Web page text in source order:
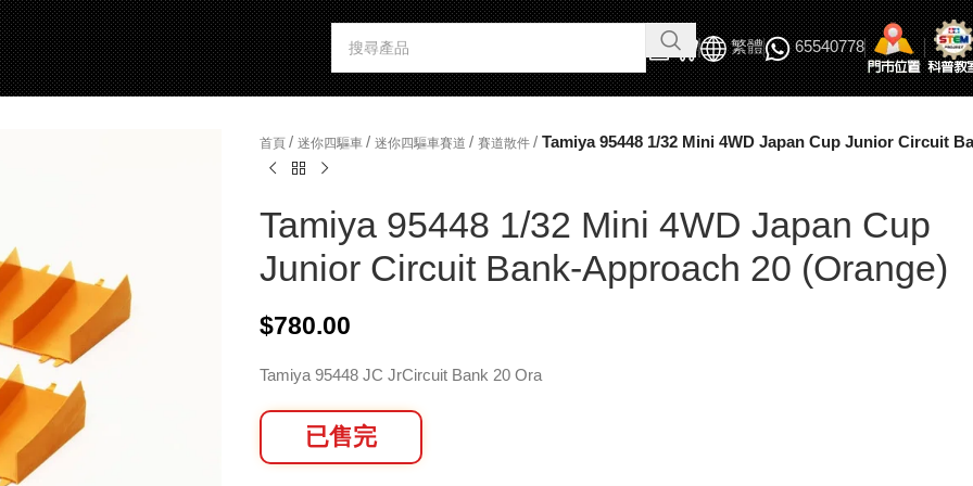
繁體 65540778
首頁 / 迷你四驅車 / 迷你四驅車賽道 / 賽道散件 / Tamiya 95448 1/32 Mini 4WD Japan Cup Junior Circuit
Tamiya 95448 1/32 Mini 4WD Japan Cup
Junior Circuit Bank-Approach 20 (Orange)
$780.00
Tamiya 95448 JC JrCircuit Bank 20 Ora
已售完